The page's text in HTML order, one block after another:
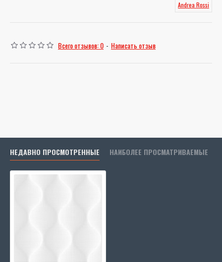
Andrea Rossi
Всего отзывов: 0 - Написать отзыв
НЕДАВНО ПРОСМОТРЕННЫЕ НАИБОЛЕЕ ПРОСМАТРИВАЕМЫЕ